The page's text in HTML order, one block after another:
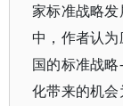
家标准战略
中，作者认
国的标准战
化带来的机